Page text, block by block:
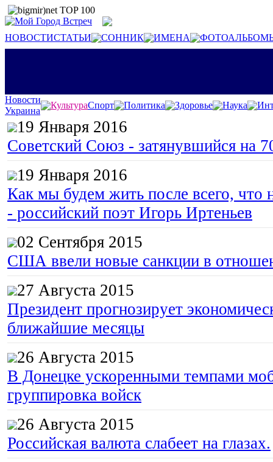
НОВОСТИСТАТЬИ СОННИК ИМЕНА
Новости
Украина
КультураСпорт Политика Здоровье Наука
19 Января 2016
Советский Союз - затянувшийся на
19 Января 2016
Как мы будем жить после всего, что
- российский поэт Игорь Иртеньев
02 Сентября 2015
США ввели новые санкции в
27 Августа 2015
Президент прогнозирует
ближайшие месяцы
26 Августа 2015
В Донецке ускоренными темпами
группировка войск
26 Августа 2015
Российская валюта слабеет на глазах.